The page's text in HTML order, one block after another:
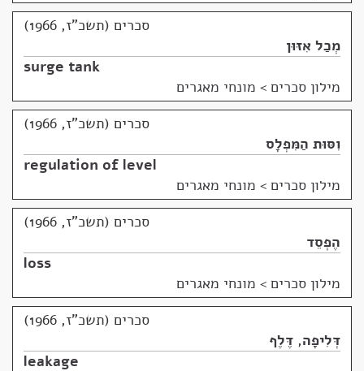
סכרים (תשכ"ז, 1966)
מְכַל אִזּוּן
surge tank
מילון סכרים > מונחי מאגרים
סכרים (תשכ"ז, 1966)
וִסּוּת הַמִּפְלָס
regulation of level
מילון סכרים > מונחי מאגרים
סכרים (תשכ"ז, 1966)
הֶפְסֵד
loss
מילון סכרים > מונחי מאגרים
סכרים (תשכ"ז, 1966)
דְּלִיפָה, דֶּלֶף
leakage